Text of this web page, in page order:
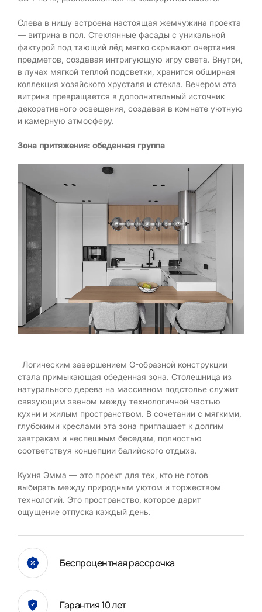
Слева в нишу встроена настоящая жемчужина проекта
— витрина в пол. Стеклянные фасады с уникальной
фактурой под тающий лёд мягко скрывают очертания
предметов, создавая интригующую игру света. Внутри,
в лучах мягкой теплой подсветки, хранится обширная
коллекция хозяйского хрусталя и стекла. Вечером эта
витрина превращается в дополнительный источник
декоративного освещения, создавая в комнате уютную
и камерную атмосферу.
Зона притяжения: обеденная группа
Логическим завершением G-образной конструкции
стала примыкающая обеденная зона. Столешница из
натурального дерева на массивном подстолье служит
связующим звеном между технологичной частью
кухни и жилым пространством. В сочетании с мягкими,
глубокими креслами эта зона приглашает к долгим
завтракам и неспешным беседам, полностью
соответствуя концепции балийского отдыха.
Кухня Эмма — это проект для тех, кто не готов
выбирать между природным уютом и торжеством
технологий. Это пространство, которое дарит
ощущение отпуска каждый день.
Беспроцентная рассрочка
Гарантия 10 лет